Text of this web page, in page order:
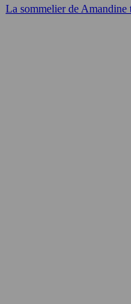
La sommelier de Amandine